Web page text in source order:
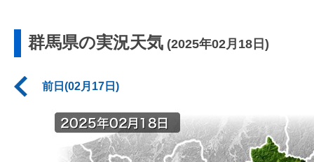
群馬県の実況天気 (2025年02月18日)
前日(02月17日)